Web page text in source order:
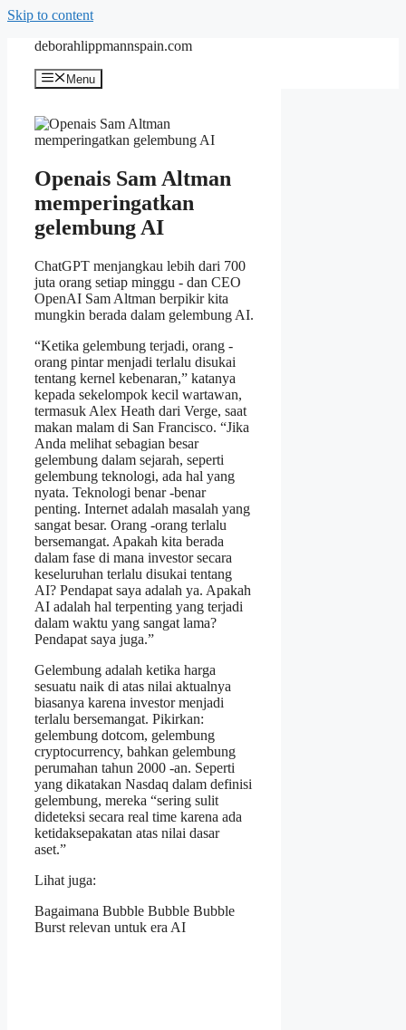
Skip to content
deborahlippmannspain.com
Menu
Openais Sam Altman
memperingatkan
gelembung AI
ChatGPT menjangkau lebih dari 700
juta orang setiap minggu - dan CEO
OpenAI Sam Altman berpikir kita
mungkin berada dalam gelembung AI.
“Ketika gelembung terjadi, orang -
orang pintar menjadi terlalu disukai
tentang kernel kebenaran,” katanya
kepada sekelompok kecil wartawan,
termasuk Alex Heath dari Verge, saat
makan malam di San Francisco. “Jika
Anda melihat sebagian besar
gelembung dalam sejarah, seperti
gelembung teknologi, ada hal yang
nyata. Teknologi benar -benar
penting. Internet adalah masalah yang
sangat besar. Orang -orang terlalu
bersemangat. Apakah kita berada
dalam fase di mana investor secara
keseluruhan terlalu disukai tentang
AI? Pendapat saya adalah ya. Apakah
AI adalah hal terpenting yang terjadi
dalam waktu yang sangat lama?
Pendapat saya juga.”
Gelembung adalah ketika harga
sesuatu naik di atas nilai aktualnya
biasanya karena investor menjadi
terlalu bersemangat. Pikirkan:
gelembung dotcom, gelembung
cryptocurrency, bahkan gelembung
perumahan tahun 2000 -an. Seperti
yang dikatakan Nasdaq dalam definisi
gelembung, mereka “sering sulit
dideteksi secara real time karena ada
ketidaksepakatan atas nilai dasar
aset.”
Lihat juga:
Bagaimana Bubble Bubble Bubble
Burst relevan untuk era AI